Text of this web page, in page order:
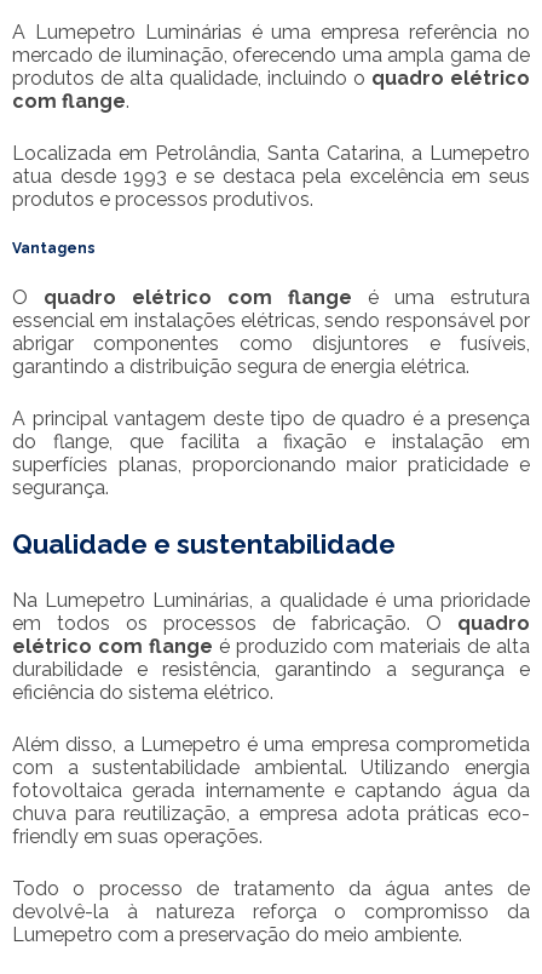
A Lumepetro Luminárias é uma empresa referência no
mercado de iluminação, oferecendo uma ampla gama de
produtos de alta qualidade, incluindo o quadro elétrico
com flange.
Localizada em Petrolândia, Santa Catarina, a Lumepetro
atua desde 1993 e se destaca pela excelência em seus
produtos e processos produtivos.
Vantagens
O quadro elétrico com flange é uma estrutura
essencial em instalações elétricas, sendo responsável por
abrigar componentes como disjuntores e fusíveis,
garantindo a distribuição segura de energia elétrica.
A principal vantagem deste tipo de quadro é a presença
do flange, que facilita a fixação e instalação em
superfícies planas, proporcionando maior praticidade e
segurança.
Qualidade e sustentabilidade
Na Lumepetro Luminárias, a qualidade é uma prioridade
em todos os processos de fabricação. O quadro
elétrico com flange é produzido com materiais de alta
durabilidade e resistência, garantindo a segurança e
eficiência do sistema elétrico.
Além disso, a Lumepetro é uma empresa comprometida
com a sustentabilidade ambiental. Utilizando energia
fotovoltaica gerada internamente e captando água da
chuva para reutilização, a empresa adota práticas eco-
friendly em suas operações.
Todo o processo de tratamento da água antes de
devolvê-la à natureza reforça o compromisso da
Lumepetro com a preservação do meio ambiente.